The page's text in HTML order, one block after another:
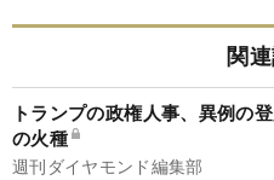
関
トランプの政権人事、異例の
の火種
週刊ダイヤモンド編集部